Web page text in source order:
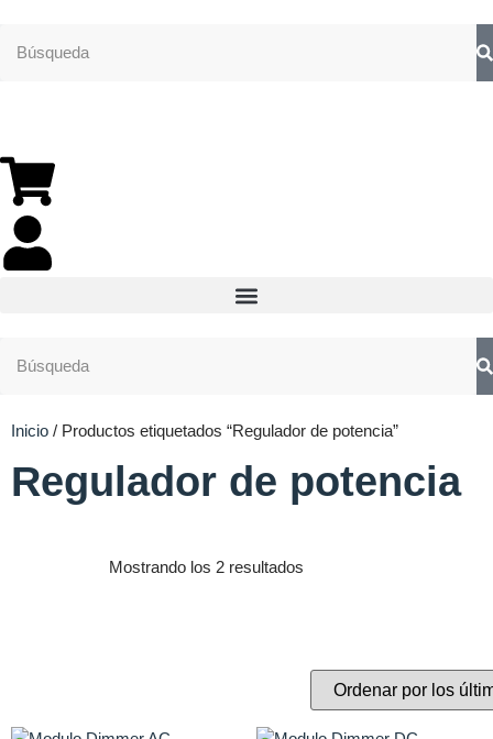
Inicio / Productos etiquetados “Regulador de potencia”
Regulador de potencia
Mostrando los 2 resultados